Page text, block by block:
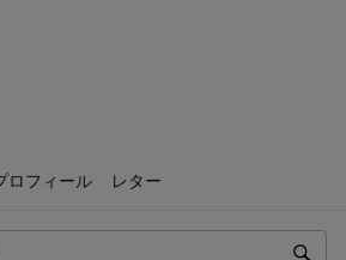
ロフィール レター